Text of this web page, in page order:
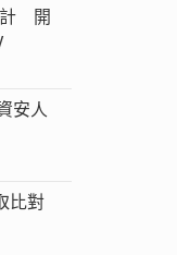
計 開
安人
比對